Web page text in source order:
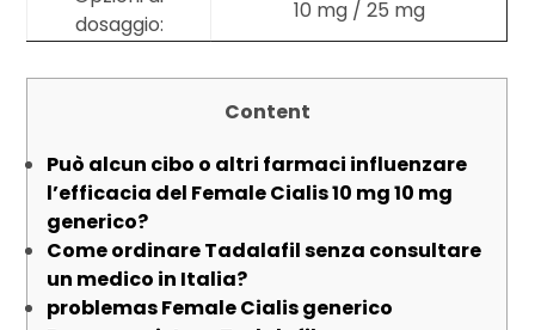
dosaggio:
10 mg / 25 mg
Content
Può alcun cibo o altri farmaci influenzare
l’efficacia del Female Cialis 10 mg 10 mg
generico?
Come ordinare Tadalafil senza consultare
un medico in Italia?
problemas Female Cialis generico